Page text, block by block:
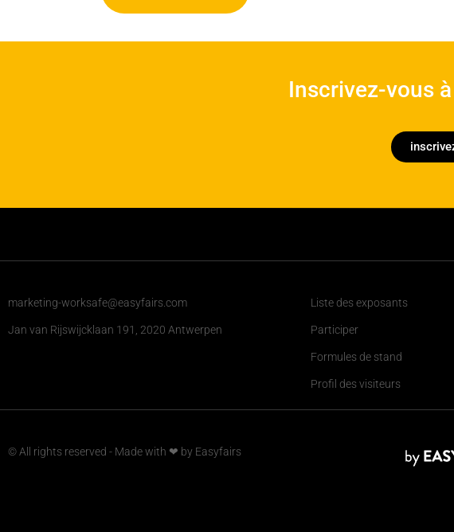
Inscrivez-vous
marketing-worksafe@easyfairs.com
Jan van Rijswijcklaan 191, 2020 Antwerpen
Liste des exposants
Participer
Formules de stand
Profil des visiteurs
© All rights reserved - Made with ❤ by Easyfairs